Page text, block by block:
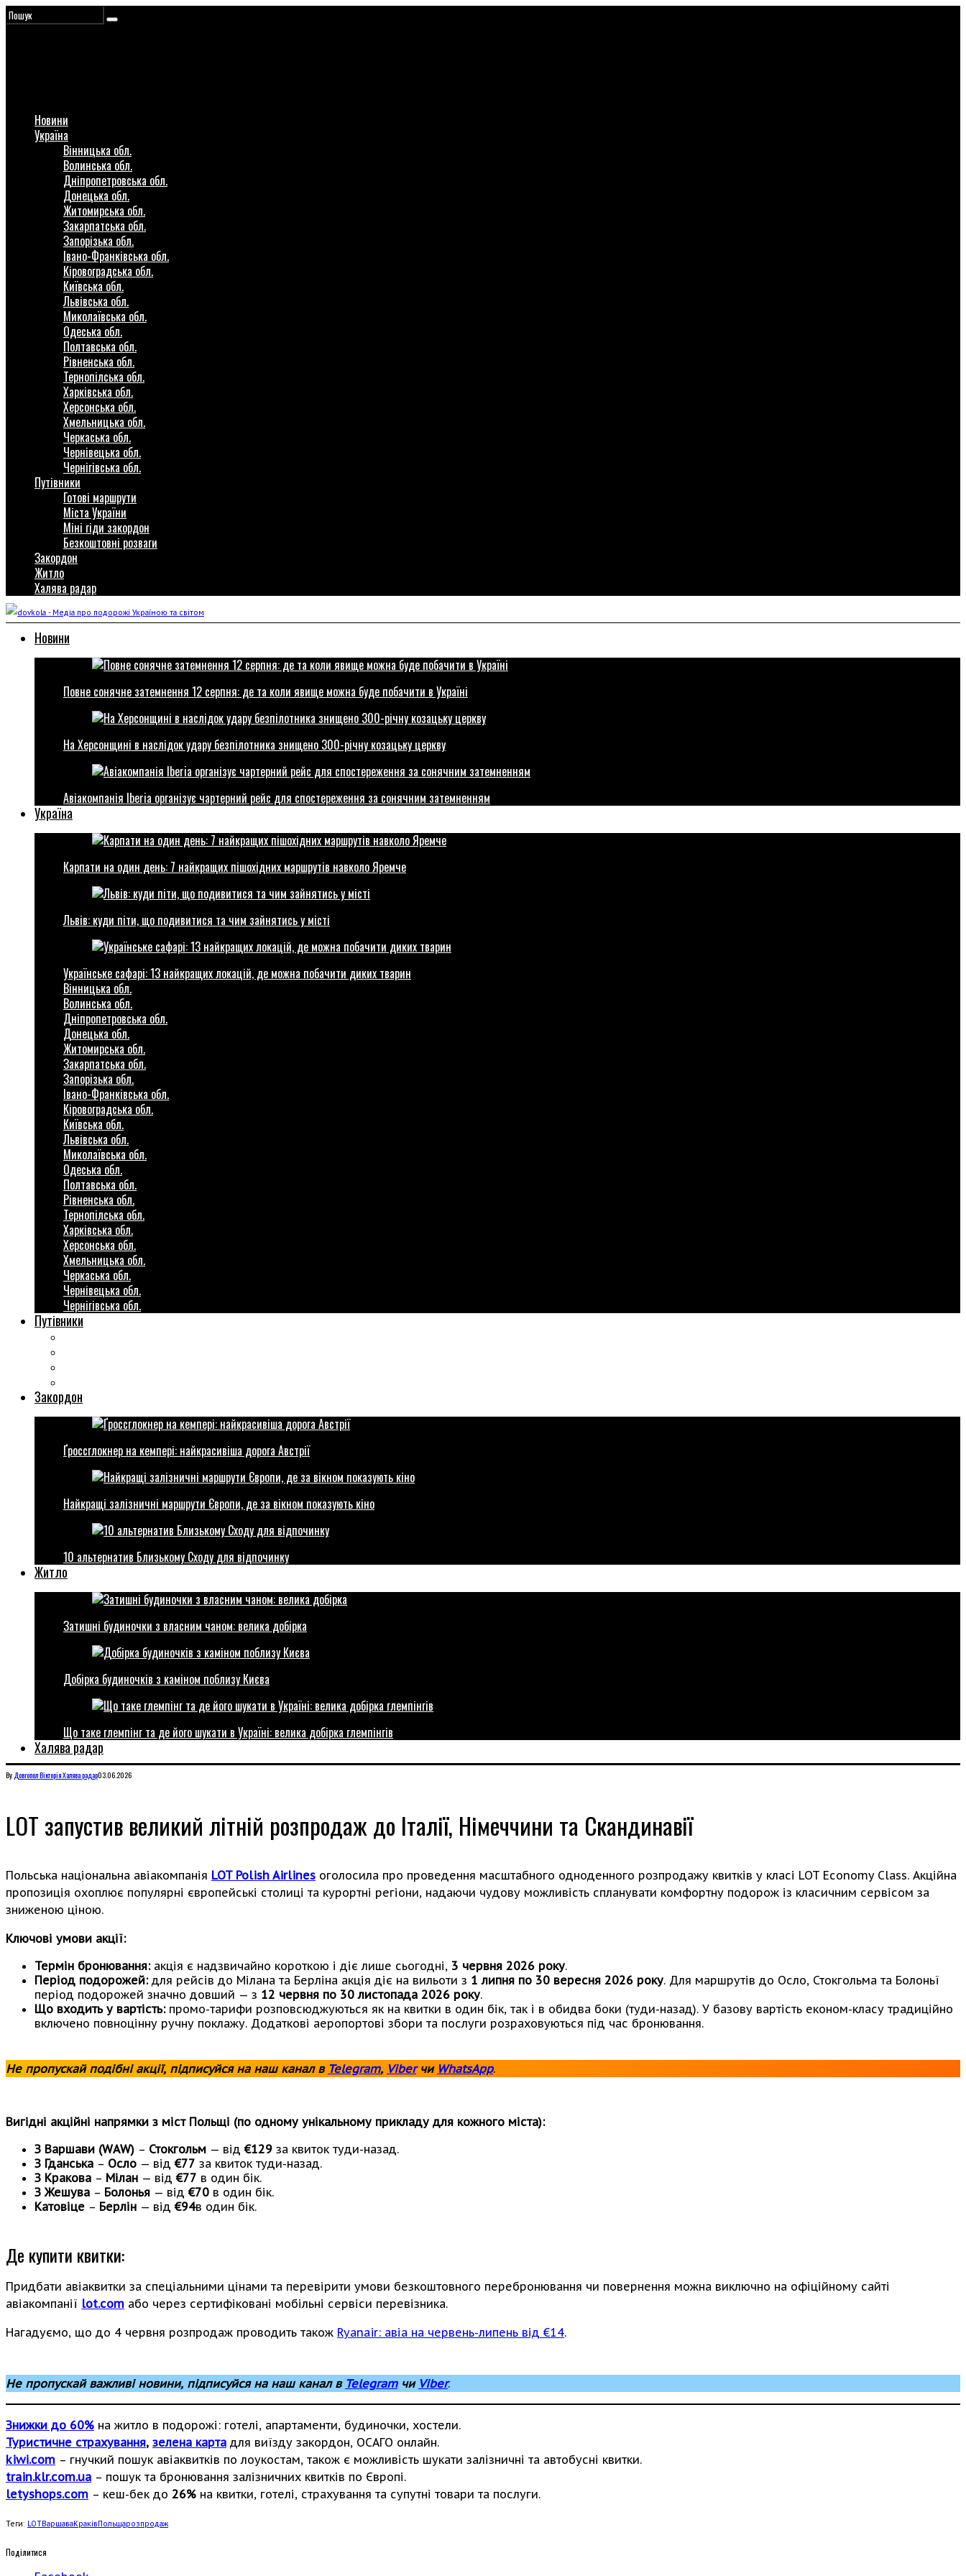
Новини
Україна
Вінницька обл.
Волинська обл.
Дніпропетровська обл.
Донецька обл.
Житомирська обл.
Закарпатська обл.
Запорізька обл.
Івано-Франківська обл.
Кіровоградська обл.
Київська обл.
Львівська обл.
Миколаївська обл.
Одеська обл.
Полтавська обл.
Рівненська обл.
Тернопілська обл.
Харківська обл.
Херсонська обл.
Хмельницька обл.
Черкаська обл.
Чернівецька обл.
Чернігівська обл.
Путівники
Готові маршрути
Міста України
Міні гіди закордон
Безкоштовні розваги
Закордон
Житло
Халява радар
Новини
Повне сонячне затемнення 12 серпня: де та коли явище можна буде побачити в Україні
На Херсонщині в наслідок удару безпілотника знищено 300-річну козацьку церкву
Авіакомпанія Iberia організує чартерний рейс для спостереження за сонячним затемненням
Україна
Карпати на один день: 7 найкращих пішохідних маршрутів навколо Яремче
Львів: куди піти, що подивитися та чим зайнятись у місті
Українське сафарі: 13 найкращих локацій, де можна побачити диких тварин
Вінницька обл.
Волинська обл.
Дніпропетровська обл.
Донецька обл.
Житомирська обл.
Закарпатська обл.
Запорізька обл.
Івано-Франківська обл.
Кіровоградська обл.
Київська обл.
Львівська обл.
Миколаївська обл.
Одеська обл.
Полтавська обл.
Рівненська обл.
Тернопілська обл.
Харківська обл.
Херсонська обл.
Хмельницька обл.
Черкаська обл.
Чернівецька обл.
Чернігівська обл.
Путівники
Закордон
Ґроссглокнер на кемпері: найкрасивіша дорога Австрії
Найкращі залізничні маршрути Європи, де за вікном показують кіно
10 альтернатив Близькому Сходу для відпочинку
Житло
Затишні будиночки з власним чаном: велика добірка
Добірка будиночків з каміном поблизу Києва
Що таке глемпінг та де його шукати в Україні: велика добірка глемпінгів
Халява радар
ByДовгопол ВікторіяХалява радар03.06.2026
LOT запустив великий літній розпродаж до Італії, Німеччини та Скандинавії
Польська національна авіакомпанія LOT Polish Airlines оголосила про проведення масштабного одноденного розпродажу квитків у класі LOT Economy Class. Акційна
пропозиція охоплює популярні європейські столиці та курортні регіони, надаючи чудову можливість спланувати комфортну подорож із класичним сервісом за
зниженою ціною.
Ключові умови акції:
Термін бронювання:акція є надзвичайно короткою і діє лише сьогодні, 3 червня 2026 року.
Період подорожей:для рейсів до Мілана та Берліна акція діє на вильоти з 1 липня по 30 вересня 2026 року. Для маршрутів до Осло, Стокгольма та Болоньї
період подорожей значно довший — з 12 червня по 30 листопада 2026 року.
Що входить у вартість:промо-тарифи розповсюджуються як на квитки в один бік, так і в обидва боки (туди-назад). У базову вартість економ-класу традиційно
включено повноцінну ручну поклажу. Додаткові аеропортові збори та послуги розраховуються під час бронювання.
Не пропускай подібні акції, підписуйся на наш канал в Telegram, Viber чи WhatsApp.
Вигідні акційні напрямки з міст Польщі (по одному унікальному прикладу для кожного міста):
З Варшави (WAW) – Стокгольм — від€129 за квиток туди-назад.
З Гданська – Осло — від€77 за квиток туди-назад.
З Кракова – Мілан — від€77 в один бік.
З Жешува – Болонья — від€70 в один бік.
Катовіце – Берлін — від€94в один бік.
Де купити квитки:
Придбати авіаквитки за спеціальними цінами та перевірити умови безкоштовного перебронювання чи повернення можна виключно на офіційному сайті
авіакомпанії lot.com або через сертифіковані мобільні сервіси перевізника.
Нагадуємо, що до 4 червня розпродаж проводить також Ryanair: авіа на червень-липень від €14.
Не пропускай важливі новини, підписуйся на наш канал в Telegramчи Viber.
Знижки до 60% на житло в подорожі: готелі, апартаменти, будиночки, хостели.
Туристичне страхування, зелена карта для виїзду закордон, ОСАГО онлайн.
kiwi.com – гнучкий пошук авіаквитків по лоукостам, також є можливість шукати залізничні та автобусні квитки.
train.klr.com.ua – пошук та бронювання залізничних квитків по Європі.
letyshops.com – кеш-бек до 26% на квитки, готелі, страхування та супутні товари та послуги.
Теги: LOTВаршаваКраківПольщарозпродаж
Поділитися